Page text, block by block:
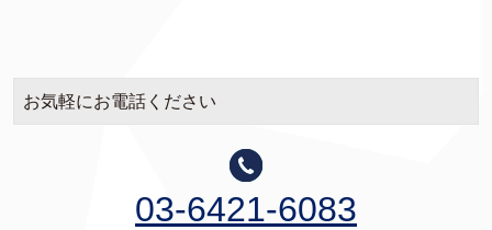
お気軽にお電話ください
03-6421-6083